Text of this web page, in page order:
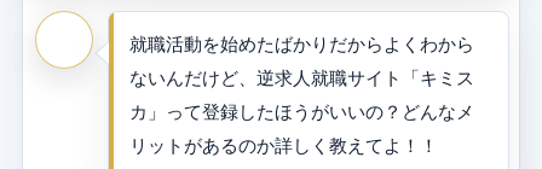
就職活動を始めたばかりだからよくわから
ないんだけど、逆求人就職サイト「キミス
カ」って登録したほうがいいの？どんなメ
リットがあるのか詳しく教えてよ！！